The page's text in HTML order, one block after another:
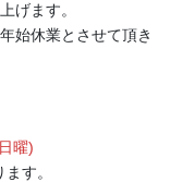
げます。
始休業とさせて頂き
曜)
す。